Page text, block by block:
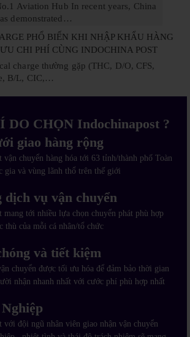
Aviation Hub In recent years, China
demonstrated…
PHỔ BIẾN KHI NHẬP KHẨU HÀNG
CHI PHÍ CÙNG INDOCHINA POST
charge thường gặp (THC, D/O, CFS,
B/L, CIC,…
DO CHỌN Indochinapost ?
giao hàng rộng
vận chuyển hàng hóa tới 63 tỉnh/thành phố Toàn
gia và vùng lãnh thổ trên thế giới
dịch vụ vận chuyển
mang tới nhiều lựa chọn chuyển phát phù hợp
thù của mỗi cá nhân/tổ chức
và tiết kiệm
chuyển được tối ưu hóa để đảm bảo thời gian
nhận nhanh nhất với cước phí phù hợp nhất
với đội ngũ nhân viên giao nhận vận chuyển